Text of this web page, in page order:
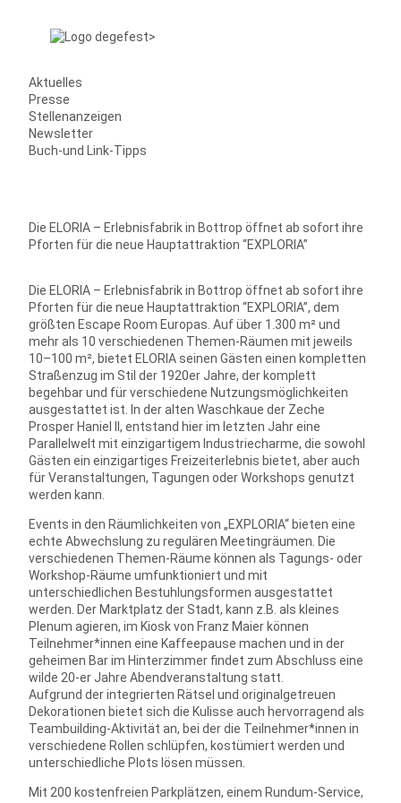
Aktuelles
Presse
Stellenanzeigen
Newsletter
Buch-und Link-Tipps
Die ELORIA – Erlebnisfabrik in Bottrop öffnet ab sofort ihre
Pforten für die neue Hauptattraktion “EXPLORIA”
Die ELORIA – Erlebnisfabrik in Bottrop öffnet ab sofort ihre
Pforten für die neue Hauptattraktion “EXPLORIA”, dem
größten Escape Room Europas. Auf über 1.300 m² und
mehr als 10 verschiedenen Themen-Räumen mit jeweils
10–100 m², bietet ELORIA seinen Gästen einen kompletten
Straßenzug im Stil der 1920er Jahre, der komplett
begehbar und für verschiedene Nutzungsmöglichkeiten
ausgestattet ist. In der alten Waschkaue der Zeche
Prosper Haniel II, entstand hier im letzten Jahr eine
Parallelwelt mit einzigartigem Industriecharme, die sowohl
Gästen ein einzigartiges Freizeiterlebnis bietet, aber auch
für Veranstaltungen, Tagungen oder Workshops genutzt
werden kann.
Events in den Räumlichkeiten von „EXPLORIA“ bieten eine
echte Abwechslung zu regulären Meetingräumen. Die
verschiedenen Themen-Räume können als Tagungs- oder
Workshop-Räume umfunktioniert und mit
unterschiedlichen Bestuhlungsformen ausgestattet
werden. Der Marktplatz der Stadt, kann z.B. als kleines
Plenum agieren, im Kiosk von Franz Maier können
Teilnehmer*innen eine Kaffeepause machen und in der
geheimen Bar im Hinterzimmer findet zum Abschluss eine
wilde 20-er Jahre Abendveranstaltung statt.
Aufgrund der integrierten Rätsel und originalgetreuen
Dekorationen bietet sich die Kulisse auch hervorragend als
Teambuilding-Aktivität an, bei der die Teilnehmer*innen in
verschiedene Rollen schlüpfen, kostümiert werden und
unterschiedliche Plots lösen müssen.
Mit 200 kostenfreien Parkplätzen, einem Rundum-Service,